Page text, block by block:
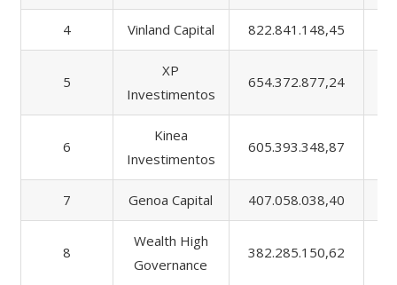
4 Vinland Capital 822.841.148,45
5
XP
Investimentos
654.372.877,24
6
Kinea
Investimentos
605.393.348,87
7 Genoa Capital 407.058.038,40
8
Wealth High
Governance
382.285.150,62